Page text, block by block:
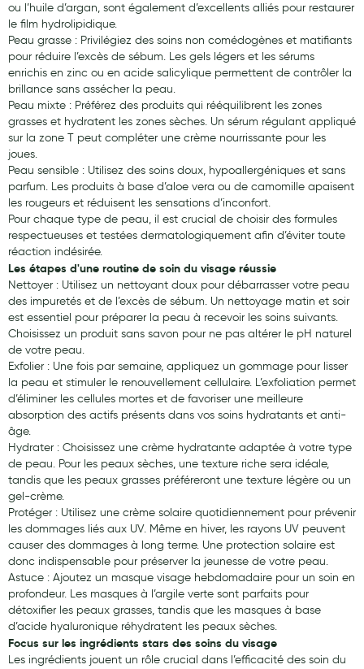
ou l’huile d’argan, sont également d’excellents alliés pour restaurer
le film hydrolipidique.
Peau grasse : Privilégiez des soins non comédogènes et matifiants
pour réduire l’excès de sébum. Les gels légers et les sérums
enrichis en zinc ou en acide salicylique permettent de contrôler la
brillance sans assécher la peau.
Peau mixte : Préférez des produits qui rééquilibrent les zones
grasses et hydratent les zones sèches. Un sérum régulant appliqué
sur la zone T peut compléter une crème nourrissante pour les
joues.
Peau sensible : Utilisez des soins doux, hypoallergéniques et sans
parfum. Les produits à base d’aloe vera ou de camomille apaisent
les rougeurs et réduisent les sensations d’inconfort.
Pour chaque type de peau, il est crucial de choisir des formules
respectueuses et testées dermatologiquement afin d’éviter toute
réaction indésirée.
Les étapes d'une routine de soin du visage réussie
Nettoyer : Utilisez un nettoyant doux pour débarrasser votre peau
des impuretés et de l’excès de sébum. Un nettoyage matin et soir
est essentiel pour préparer la peau à recevoir les soins suivants.
Choisissez un produit sans savon pour ne pas altérer le pH naturel
de votre peau.
Exfolier : Une fois par semaine, appliquez un gommage pour lisser
la peau et stimuler le renouvellement cellulaire. L’exfoliation permet
d’éliminer les cellules mortes et de favoriser une meilleure
absorption des actifs présents dans vos soins hydratants et anti-
âge.
Hydrater : Choisissez une crème hydratante adaptée à votre type
de peau. Pour les peaux sèches, une texture riche sera idéale,
tandis que les peaux grasses préféreront une texture légère ou un
gel-crème.
Protéger : Utilisez une crème solaire quotidiennement pour prévenir
les dommages liés aux UV. Même en hiver, les rayons UV peuvent
causer des dommages à long terme. Une protection solaire est
donc indispensable pour préserver la jeunesse de votre peau.
Astuce : Ajoutez un masque visage hebdomadaire pour un soin en
profondeur. Les masques à l’argile verte sont parfaits pour
détoxifier les peaux grasses, tandis que les masques à base
d’acide hyaluronique réhydratent les peaux sèches.
Focus sur les ingrédients stars des soins du visage
Les ingrédients jouent un rôle crucial dans l’efficacité des soin du